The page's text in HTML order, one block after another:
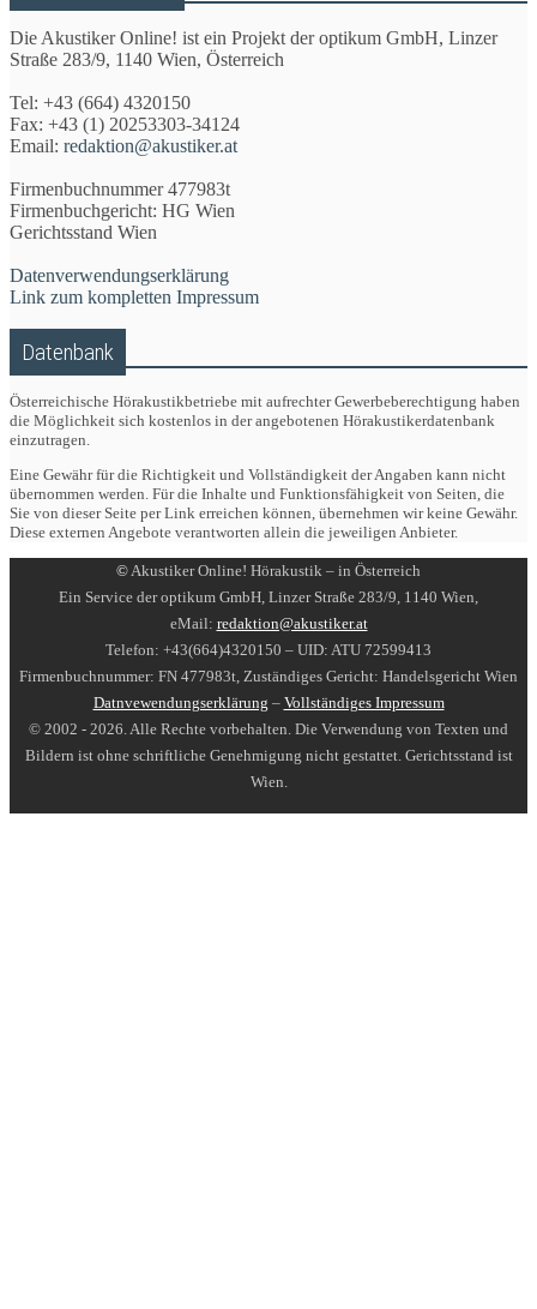
Die Akustiker Online! ist ein Projekt der optikum GmbH, Linzer
Straße 283/9, 1140 Wien, Österreich
Tel: +43 (664) 4320150
Fax: +43 (1) 20253303-34124
Email: redaktion@akustiker.at
Firmenbuchnummer 477983t
Firmenbuchgericht: HG Wien
Gerichtsstand Wien
Datenverwendungserklärung
Link zum kompletten Impressum
Datenbank
Österreichische Hörakustikbetriebe mit aufrechter Gewerbeberechtigung haben
die Möglichkeit sich kostenlos in der angebotenen Hörakustikerdatenbank
einzutragen.
Eine Gewähr für die Richtigkeit und Vollständigkeit der Angaben kann nicht
übernommen werden. Für die Inhalte und Funktionsfähigkeit von Seiten, die
Sie von dieser Seite per Link erreichen können, übernehmen wir keine Gewähr.
Diese externen Angebote verantworten allein die jeweiligen Anbieter.
©Akustiker Online! Hörakustik – in Österreich
Ein Service der optikum GmbH, Linzer Straße 283/9, 1140 Wien,
eMail: redaktion@akustiker.at
Telefon: +43(664)4320150 – UID: ATU 72599413
Firmenbuchnummer: FN 477983t, Zuständiges Gericht: Handelsgericht Wien
Datnvewendungserklärung – Vollständiges Impressum
© 2002 - 2026. Alle Rechte vorbehalten. Die Verwendung von Texten und
Bildern ist ohne schriftliche Genehmigung nicht gestattet. Gerichtsstand ist
Wien.